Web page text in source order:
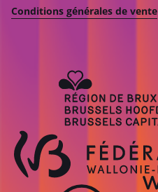
Conditions générales de vente